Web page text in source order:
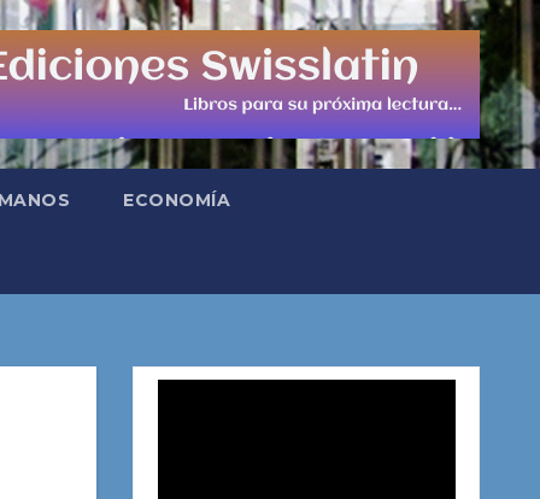
ECONOMÍA